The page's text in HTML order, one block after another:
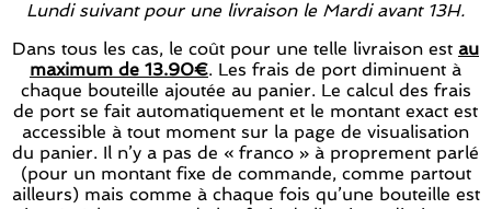
Lundi suivant pour une livraison le Mardi avant 13H.
Dans tous les cas, le coût pour une telle livraison est au
maximum de 13.90€. Les frais de port diminuent à
chaque bouteille ajoutée au panier. Le calcul des frais
de port se fait automatiquement et le montant exact est
accessible à tout moment sur la page de visualisation
du panier. Il n’y a pas de « franco » à proprement parlé
(pour un montant fixe de commande, comme partout
ailleurs) mais comme à chaque fois qu’une bouteille est